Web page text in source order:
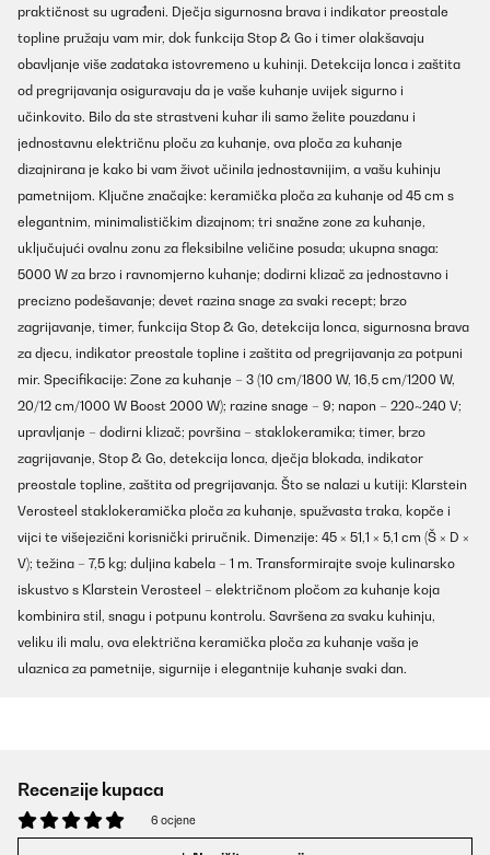
praktičnost su ugrađeni. Dječja sigurnosna brava i indikator preostale
topline pružaju vam mir, dok funkcija Stop & Go i timer olakšavaju
obavljanje više zadataka istovremeno u kuhinji. Detekcija lonca i zaštita
od pregrijavanja osiguravaju da je vaše kuhanje uvijek sigurno i
učinkovito. Bilo da ste strastveni kuhar ili samo želite pouzdanu i
jednostavnu električnu ploču za kuhanje, ova ploča za kuhanje
dizajnirana je kako bi vam život učinila jednostavnijim, a vašu kuhinju
pametnijom. Ključne značajke: keramička ploča za kuhanje od 45 cm s
elegantnim, minimalističkim dizajnom; tri snažne zone za kuhanje,
uključujući ovalnu zonu za fleksibilne veličine posuda; ukupna snaga:
5000 W za brzo i ravnomjerno kuhanje; dodirni klizač za jednostavno i
precizno podešavanje; devet razina snage za svaki recept; brzo
zagrijavanje, timer, funkcija Stop & Go, detekcija lonca, sigurnosna brava
za djecu, indikator preostale topline i zaštita od pregrijavanja za potpuni
mir. Specifikacije: Zone za kuhanje – 3 (10 cm/1800 W, 16,5 cm/1200 W,
20/12 cm/1000 W Boost 2000 W); razine snage – 9; napon – 220~240 V;
upravljanje – dodirni klizač; površina – staklokeramika; timer, brzo
zagrijavanje, Stop & Go, detekcija lonca, dječja blokada, indikator
preostale topline, zaštita od pregrijavanja. Što se nalazi u kutiji: Klarstein
Verosteel staklokeramička ploča za kuhanje, spužvasta traka, kopče i
vijci te višejezični korisnički priručnik. Dimenzije: 45 × 51,1 × 5,1 cm (Š × D ×
V); težina – 7,5 kg; duljina kabela – 1 m. Transformirajte svoje kulinarsko
iskustvo s Klarstein Verosteel – električnom pločom za kuhanje koja
kombinira stil, snagu i potpunu kontrolu. Savršena za svaku kuhinju,
veliku ili malu, ova električna keramička ploča za kuhanje vaša je
ulaznica za pametnije, sigurnije i elegantnije kuhanje svaki dan.
Recenzije kupaca
6 ocjene